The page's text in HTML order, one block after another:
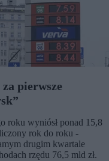
pierwsze
roku wyniósł ponad 15,8
rok do roku -
drugim kwartale
rzędu 76,5 mld zł.